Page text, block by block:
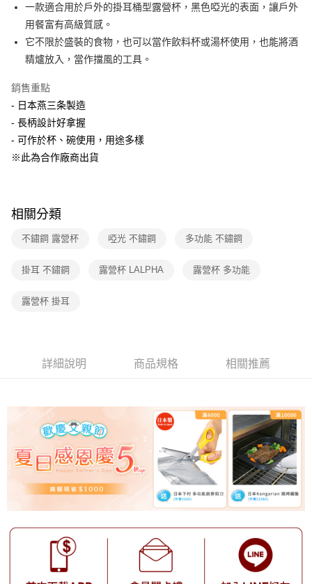
大哥付你分期
相關說明
【大哥付你分期使用說明】
1.本服務由台灣大哥大提供，台灣大哥大用戶可立即使用無須另外申請。
流程，驗證手機門號後，選擇欲分期的期數、繳款截止日，確認付款後即完
成交易。
3.實際核准額度、可分期數及費用金額請依後續交易確認頁面所載為準。
4.訂單成立30分鐘內，如未前往確認交易或遇審核未通過，訂單將自動取
消。如遇「轉專審核」未通過狀況，表示未達大哥付你分期系統評分，恕無
法說明評估內容。
帳／街口支付／iPASS MONEY」等通路繳費。
【注意事項】
用戶於交易時，得透過本服務購買商品或服務，並由商店將買賣／分期付款
資料（包含姓名、電話或地址）提供予台灣大哥大進項蒐集、處理及利用，
ATM付款
運送方式
宅配【父親節大回饋】限時$299免運
每筆NT$150，滿NT$299(含以上)免運費
一款適合用於戶外的掛耳桶型露營杯，黑色啞光的表面，讓戶外
用餐富有高級質感。
它不限於盛裝的食物，也可以當作飲料杯或湯杯使用，也能將酒
精爐放入，當作擋風的工具。
銷售重點
- 日本燕三条製造
- 長柄設計好拿握
- 可作於杯、碗使用，用途多樣
※此為合作廠商出貨
相關分類
不鏽鋼 露營杯 啞光 不鏽鋼 多功能 不鏽鋼
掛耳 不鏽鋼 露營杯 LALPHA 露營杯 多功能
露營杯 掛耳
詳細說明 商品規格 相關推薦